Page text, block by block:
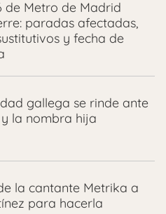
de Metro de Madrid
paradas afectadas,
y fecha de
gallega se rinde ante
y la nombra hija
la cantante Metrika a
para hacerla